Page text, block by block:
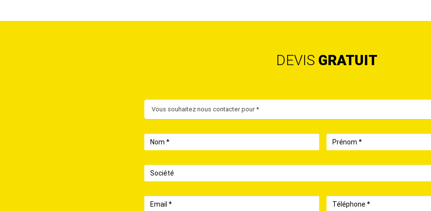
DEVIS GRATUIT
Contact
Vous souhaitez nous contacter pour *
Nom Prénom
Société
Email Téléphone